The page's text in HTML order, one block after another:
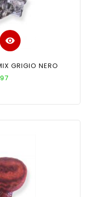
visibility
GRIGIO NERO